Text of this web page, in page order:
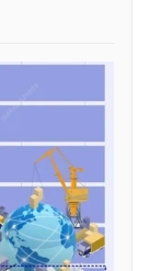
GP-BTTTT
Quốc Thắng,
932